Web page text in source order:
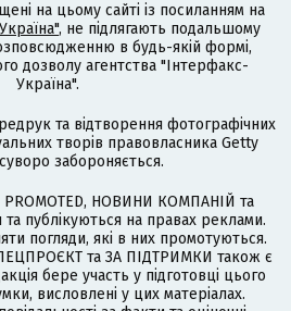
на цьому сайті із посиланням на
, не підлягають подальшому
в будь-якій формі,
дозволу агентства "Інтерфакс-
Україна".
та відтворення фотографічних
творів правовласника Getty
забороняється.
НОВИНИ КОМПАНІЙ та
публікуються на правах реклами.
погляди, які в них промотуються.
та ЗА ПІДТРИМКИ також є
бере участь у підготовці цього
висловлені у цих матеріалах.